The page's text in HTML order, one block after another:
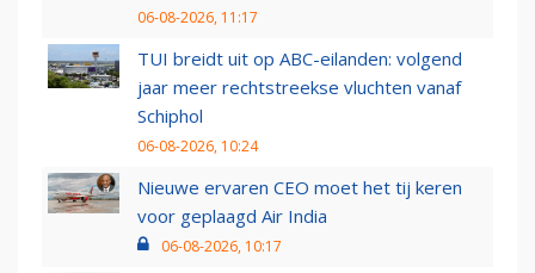
06-08-2026, 11:17
TUI breidt uit op ABC-eilanden: volgend
jaar meer rechtstreekse vluchten vanaf
Schiphol
06-08-2026, 10:24
Nieuwe ervaren CEO moet het tij keren
voor geplaagd Air India
06-08-2026, 10:17